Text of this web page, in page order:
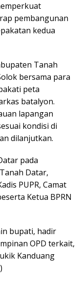
pembangunan
kedua
Tanah
bersama para
peta
batalyon.
lapangan
kondisi di
dilanjutkan.
pada
Datar,
PUPR, Camat
Ketua BPRN
bupati, hadir
OPD terkait,
Kanduang